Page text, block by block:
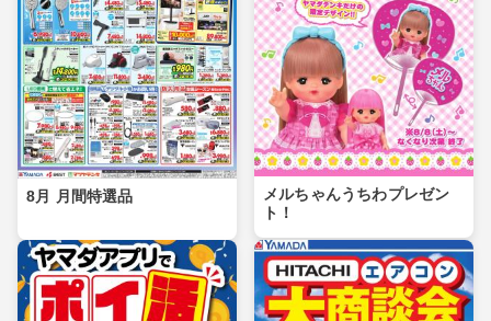
8月 月間特選品
メルちゃんうちわプレゼン
ト！